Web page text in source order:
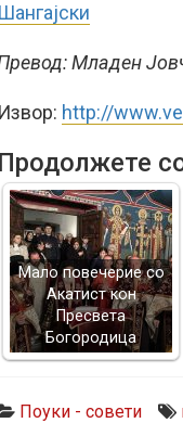
Шангајски
Младен
Извор: http://
Продолжете
Mало повечерие со
Акатист кон
Пресвета
Богородица
Поуки - совети